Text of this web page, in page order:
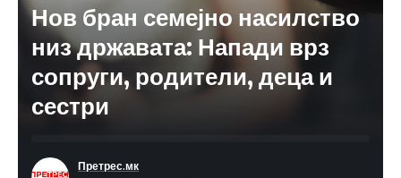
Нов бран семејно насилство
низ државата: Напади врз
сопруги, родители, деца и
сестри
Претрес.мк